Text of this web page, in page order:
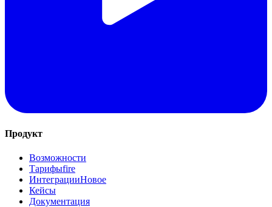
Продукт
Возможности
Тарифыfire
ИнтеграцииНовое
Кейсы
Документация